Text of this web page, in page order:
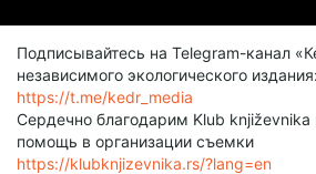
Подписывайтесь на Telegram-канал
независимого экологического издания:
https://t.me/kedr_media
Сердечно благодарим Klub književnika
помощь в организации съемки
https://klubknjizevnika.rs/?lang=en